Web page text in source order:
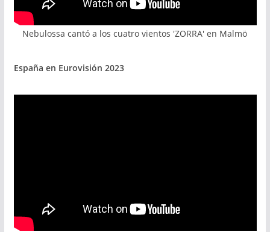
Nebulossa cantó a los cuatro vientos 'ZORRA' en Malmö
España en Eurovisión 2023